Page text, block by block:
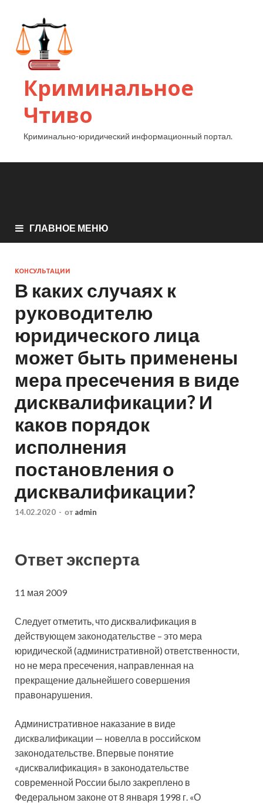
Криминальное
Чтиво
Криминально-юридический информационный портал.
ГЛАВНОЕ МЕНЮ
КОНСУЛЬТАЦИИ
В каких случаях к
руководителю
юридического лица
может быть применены
мера пресечения в виде
дисквалификации? И
каков порядок
исполнения
постановления о
дисквалификации?
14.02.2020 - от admin
Ответ эксперта
11 мая 2009
Следует отметить, что дисквалификация в
действующем законодательстве – это мера
юридической (административной) ответственности,
но не мера пресечения, направленная на
прекращение дальнейшего совершения
правонарушения.
Административное наказание в виде
дисквалификации — новелла в российском
законодательстве. Впервые понятие
«дисквалификация» в законодательстве
современной России было закреплено в
Федеральном законе от 8 января 1998 г. «О